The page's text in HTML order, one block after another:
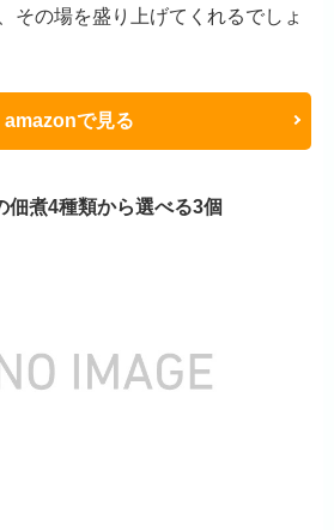
その場を盛り上げてくれるでしょ
amazonで見る
佃煮4種類から選べる3個